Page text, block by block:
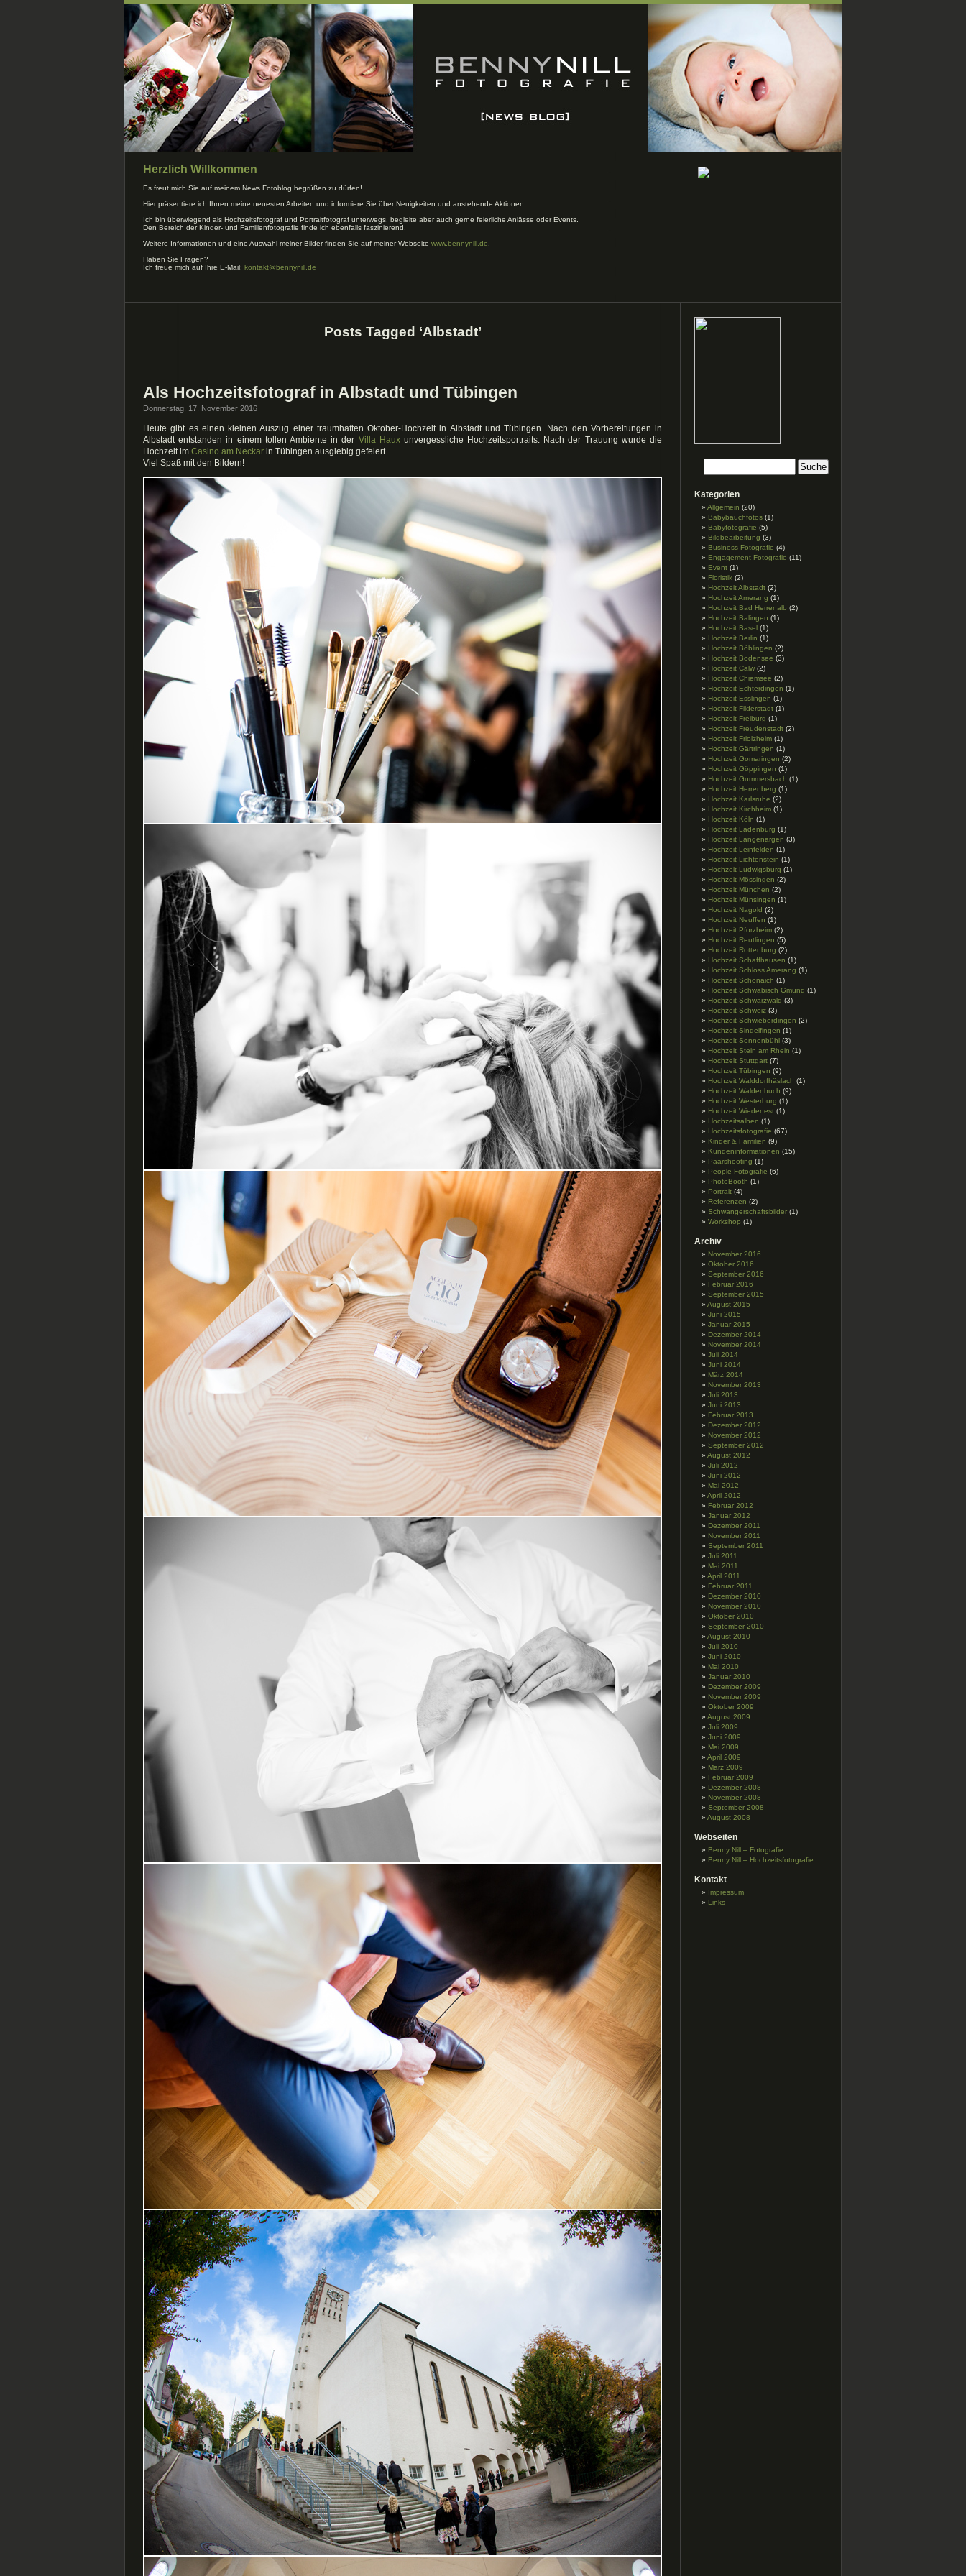
Herzlich Willkommen
Es freut mich Sie auf meinem News Fotoblog begrüßen zu dürfen!
Hier präsentiere ich Ihnen meine neuesten Arbeiten und informiere Sie über Neuigkeiten und anstehende Aktionen.
Ich bin überwiegend als Hochzeitsfotograf und Portraitfotograf unterwegs, begleite aber auch gerne feierliche Anlässe oder Events.
Den Bereich der Kinder- und Familienfotografie finde ich ebenfalls faszinierend.
Weitere Informationen und eine Auswahl meiner Bilder finden Sie auf meiner Webseite www.bennynill.de
Haben Sie Fragen?
Ich freue mich auf Ihre E-Mail: kontakt@bennynill.de
Posts Tagged ‘Albstadt’
Als Hochzeitsfotograf in Albstadt und Tübingen
Donnerstag, 17. November 2016
Heute gibt es einen kleinen Auszug einer traumhaften Oktober-Hochzeit in Albstadt und Tübingen. Nach den Vorbereitungen in
Albstadt entstanden in einem tollen Ambiente in der Villa Hauxunvergessliche Hochzeitsportraits. Nach der Trauung wurde die
Hochzeit im Casino am Neckar in Tübingen ausgiebig gefeiert.
Viel Spaß mit den Bildern!
Kategorien
Allgemein (20)
Babybauchfotos (1)
Babyfotografie (5)
Bildbearbeitung (3)
Business-Fotografie (4)
Engagement-Fotografie (11)
Event (1)
Floristik (2)
Hochzeit Albstadt (2)
Hochzeit Amerang (1)
Hochzeit Bad Herrenalb (2)
Hochzeit Balingen (1)
Hochzeit Basel (1)
Hochzeit Berlin (1)
Hochzeit Böblingen (2)
Hochzeit Bodensee (3)
Hochzeit Calw (2)
Hochzeit Chiemsee (2)
Hochzeit Echterdingen (1)
Hochzeit Esslingen (1)
Hochzeit Filderstadt (1)
Hochzeit Freiburg (1)
Hochzeit Freudenstadt (2)
Hochzeit Friolzheim (1)
Hochzeit Gärtringen (1)
Hochzeit Gomaringen (2)
Hochzeit Göppingen (1)
Hochzeit Gummersbach (1)
Hochzeit Herrenberg (1)
Hochzeit Karlsruhe (2)
Hochzeit Kirchheim (1)
Hochzeit Köln (1)
Hochzeit Ladenburg (1)
Hochzeit Langenargen (3)
Hochzeit Leinfelden (1)
Hochzeit Lichtenstein (1)
Hochzeit Ludwigsburg (1)
Hochzeit Mössingen (2)
Hochzeit München (2)
Hochzeit Münsingen (1)
Hochzeit Nagold (2)
Hochzeit Neuffen (1)
Hochzeit Pforzheim (2)
Hochzeit Reutlingen (5)
Hochzeit Rottenburg (2)
Hochzeit Schaffhausen (1)
Hochzeit Schloss Amerang (1)
Hochzeit Schönaich (1)
Hochzeit Schwäbisch Gmünd (1)
Hochzeit Schwarzwald (3)
Hochzeit Schweiz (3)
Hochzeit Schwieberdingen (2)
Hochzeit Sindelfingen (1)
Hochzeit Sonnenbühl (3)
Hochzeit Stein am Rhein (1)
Hochzeit Stuttgart (7)
Hochzeit Tübingen (9)
Hochzeit Walddorfhäslach (1)
Hochzeit Waldenbuch (9)
Hochzeit Westerburg (1)
Hochzeit Wiedenest (1)
Hochzeitsalben (1)
Hochzeitsfotografie (67)
Kinder & Familien (9)
Kundeninformationen (15)
Paarshooting (1)
People-Fotografie (6)
PhotoBooth (1)
Portrait (4)
Referenzen (2)
Schwangerschaftsbilder (1)
Workshop (1)
Archiv
November 2016
Oktober 2016
September 2016
Februar 2016
September 2015
August 2015
Juni 2015
Januar 2015
Dezember 2014
November 2014
Juli 2014
Juni 2014
März 2014
November 2013
Juli 2013
Juni 2013
Februar 2013
Dezember 2012
November 2012
September 2012
August 2012
Juli 2012
Juni 2012
Mai 2012
April 2012
Februar 2012
Januar 2012
Dezember 2011
November 2011
September 2011
Juli 2011
Mai 2011
April 2011
Februar 2011
Dezember 2010
November 2010
Oktober 2010
September 2010
August 2010
Juli 2010
Juni 2010
Mai 2010
Januar 2010
Dezember 2009
November 2009
Oktober 2009
August 2009
Juli 2009
Juni 2009
Mai 2009
April 2009
März 2009
Februar 2009
Dezember 2008
November 2008
September 2008
August 2008
Webseiten
Benny Nill – Fotografie
Benny Nill – Hochzeitsfotografie
Kontakt
Impressum
Links